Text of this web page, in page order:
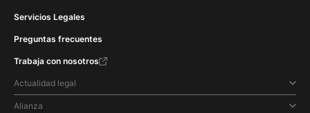
Servicios Legales
Preguntas frecuentes
Trabaja con nosotros
Actualidad legal
Alianza